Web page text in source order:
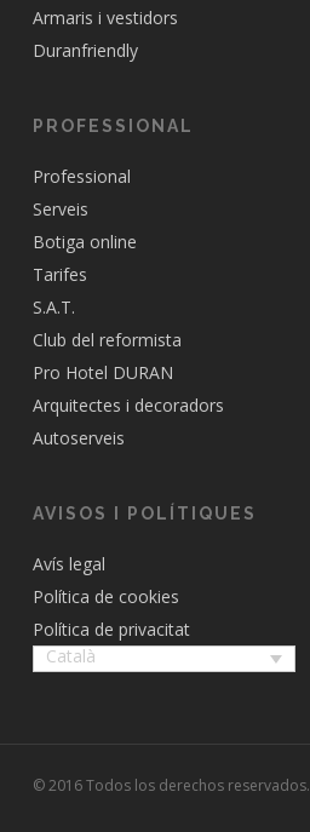
Armaris i vestidors
Duranfriendly
PROFESSIONAL
Professional
Serveis
Botiga online
Tarifes
S.A.T.
Club del reformista
Pro Hotel DURAN
Arquitectes i decoradors
Autoserveis
AVISOS I POLÍTIQUES
Avís legal
Política de cookies
Política de privacitat
Català
© 2016 Todos los derechos reservados.